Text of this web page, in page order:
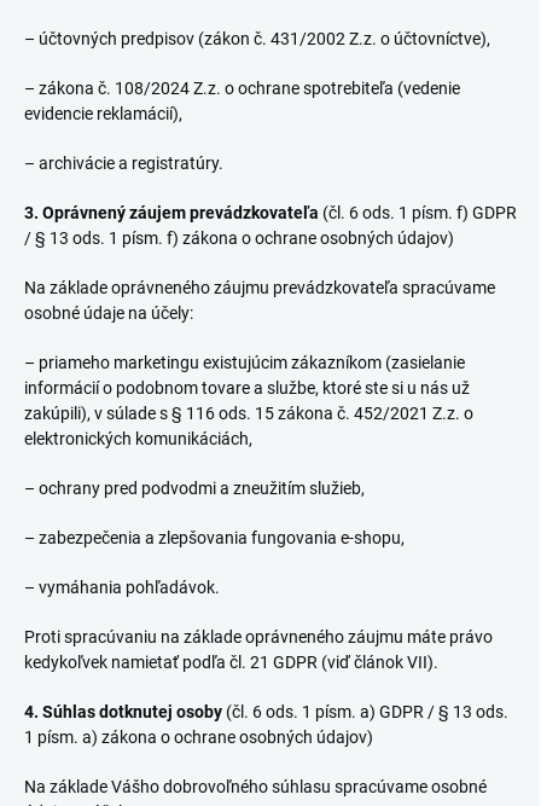
– účtovných predpisov (zákon č. 431/2002 Z.z. o účtovníctve),
– zákona č. 108/2024 Z.z. o ochrane spotrebiteľa (vedenie
evidencie reklamácií),
– archivácie a registratúry.
3. Oprávnený záujem prevádzkovateľa (čl. 6 ods. 1 písm. f) GDPR
/ § 13 ods. 1 písm. f) zákona o ochrane osobných údajov)
Na základe oprávneného záujmu prevádzkovateľa spracúvame
osobné údaje na účely:
– priameho marketingu existujúcim zákazníkom (zasielanie
informácií o podobnom tovare a službe, ktoré ste si u nás už
zakúpili), v súlade s § 116 ods. 15 zákona č. 452/2021 Z.z. o
elektronických komunikáciách,
– ochrany pred podvodmi a zneužitím služieb,
– zabezpečenia a zlepšovania fungovania e-shopu,
– vymáhania pohľadávok.
Proti spracúvaniu na základe oprávneného záujmu máte právo
kedykoľvek namietať podľa čl. 21 GDPR (viď článok VII).
4. Súhlas dotknutej osoby (čl. 6 ods. 1 písm. a) GDPR / § 13 ods.
1 písm. a) zákona o ochrane osobných údajov)
Na základe Vášho dobrovoľného súhlasu spracúvame osobné